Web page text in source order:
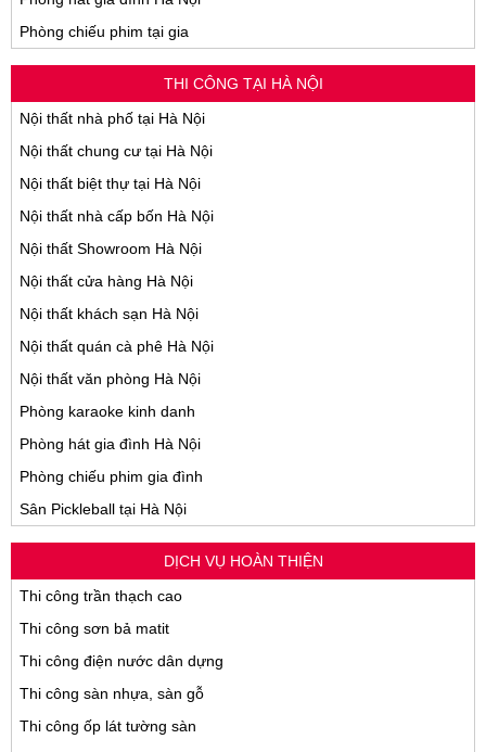
Phòng chiếu phim tại gia
THI CÔNG TẠI HÀ NỘI
Nội thất nhà phố tại Hà Nội
Nội thất chung cư tại Hà Nội
Nội thất biệt thự tại Hà Nội
Nội thất nhà cấp bốn Hà Nội
Nội thất Showroom Hà Nội
Nội thất cửa hàng Hà Nội
Nội thất khách sạn Hà Nội
Nội thất quán cà phê Hà Nội
Nội thất văn phòng Hà Nội
Phòng karaoke kinh danh
Phòng hát gia đình Hà Nội
Phòng chiếu phim gia đình
Sân Pickleball tại Hà Nội
DỊCH VỤ HOÀN THIỆN
Thi công trần thạch cao
Thi công sơn bả matit
Thi công điện nước dân dựng
Thi công sàn nhựa, sàn gỗ
Thi công ốp lát tường sàn